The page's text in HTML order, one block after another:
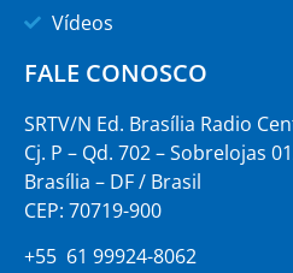
Vídeos
FALE CONOSCO
SRTV/N Ed. Brasília Radio
Cj. P – Qd. 702 – Sobrelojas
Brasília – DF / Brasil
CEP: 70719-900
+55 61 99924-8062